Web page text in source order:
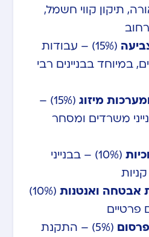
תיקון קווי חשמל,
(15%) – עבודות
במיוחד בבניינים רבי
מיזוג
(15%) –
משרדים ומסחר
(10%) – בבנייני
ואנטנות
(10%)
פרטיים
(5%) – התקנת